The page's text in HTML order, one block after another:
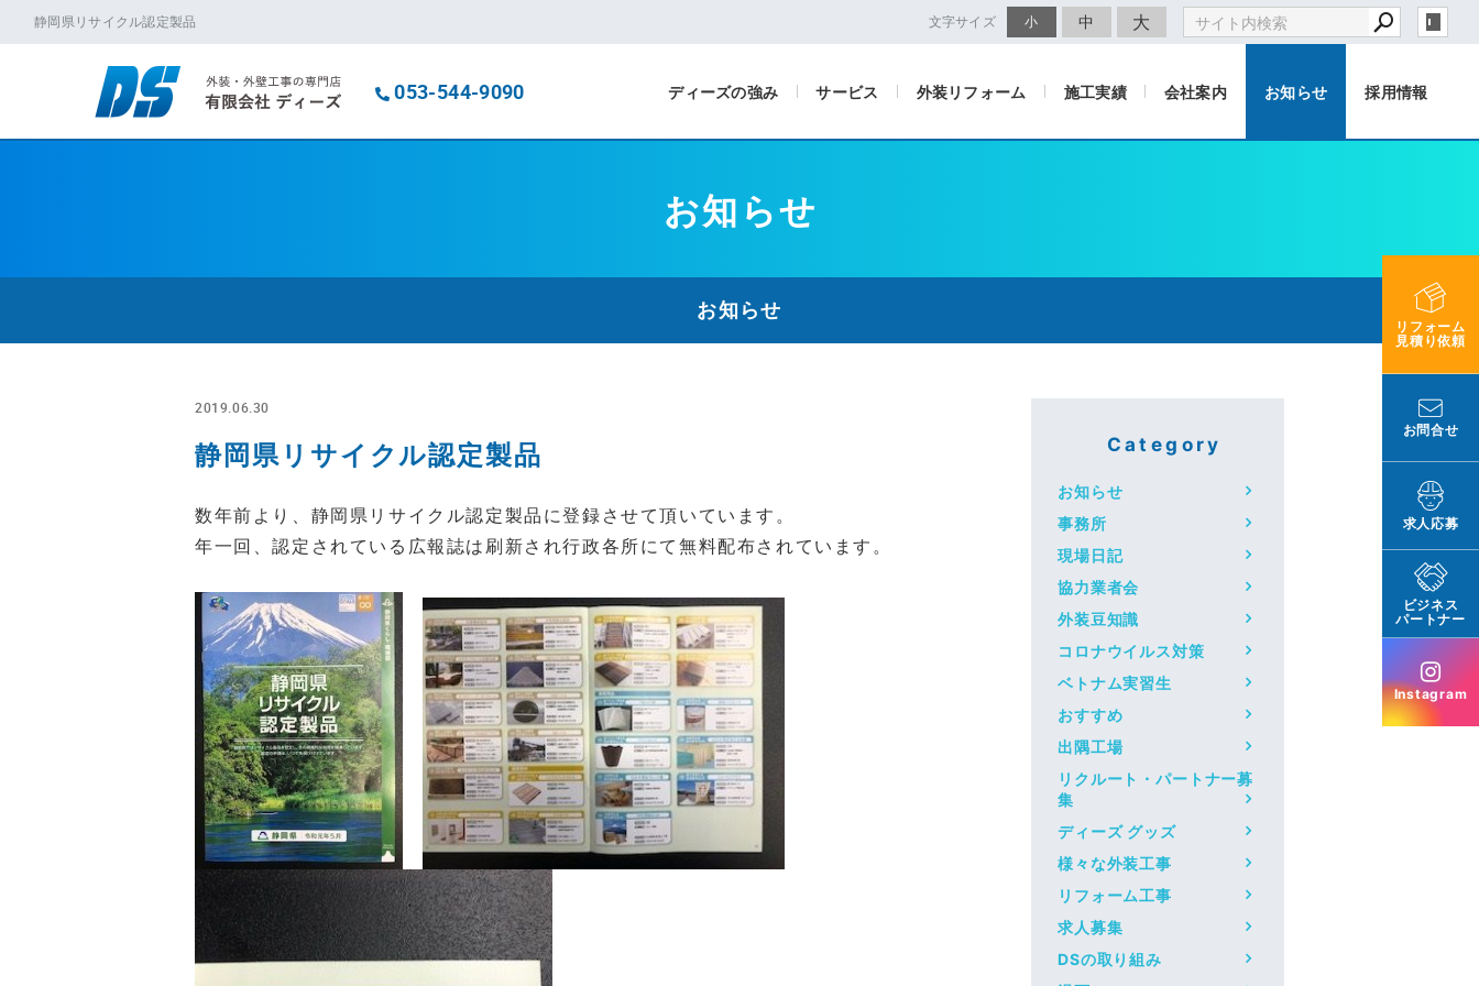
静岡県リサイクル認定製品 文字サイズ 小 中 大
053-544-9090 ディーズの強み サービス 外装リフォーム 施工実績 会社案内 お知らせ 採用情報
リフォーム
見積り依頼
お問合せ
求人応募
ビジネス
パートナー
Instagram
お知らせ
お知らせ
2019.06.30
静岡県リサイクル認定製品
数年前より、静岡県リサイクル認定製品に登録させて頂いています。
年一回、認定されている広報誌は刷新され行政各所にて無料配布されています。
Category
お知らせ
事務所
現場日記
協力業者会
外装豆知識
コロナウイルス対策
ベトナム実習生
おすすめ
出隅工場
リクルート・パートナー募
集
ディーズ グッズ
様々な外装工事
リフォーム工事
求人募集
DSの取り組み